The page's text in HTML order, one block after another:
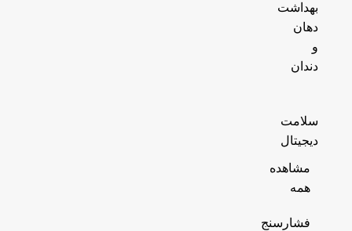
بهداشت
دهان
و
دندان
سلامت
دیجیتال
مشاهده
همه
فشارسنج